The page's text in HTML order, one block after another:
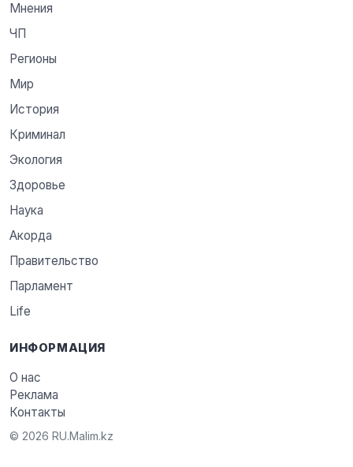
Мнения
ЧП
Регионы
Мир
История
Криминал
Экология
Здоровье
Наука
Акорда
Правительство
Парламент
Life
ИНФОРМАЦИЯ
О нас
Реклама
Контакты
© 2026 RU.Malim.kz